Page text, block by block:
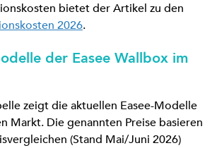
bietet der Artikel zu den
2026.
der Easee Wallbox im
zeigt die aktuellen Easee-Modelle
Markt. Die genannten Preise basieren
(Stand Mai/Juni 2026)